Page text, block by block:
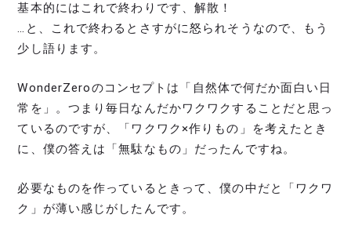
基本的にはこれで終わりです、解散！
…と、これで終わるとさすがに怒られそうなので、もう
少し語ります。
WonderZeroのコンセプトは「自然体で何だか面白い日
常を」。つまり毎日なんだかワクワクすることだと思っ
ているのですが、「ワクワク×作りもの」を考えたとき
に、僕の答えは「無駄なもの」だったんですね。
必要なものを作っているときって、僕の中だと「ワクワ
ク」が薄い感じがしたんです。